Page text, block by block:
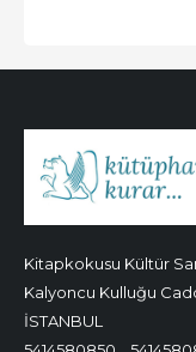
Kitapkokusu Kültür
Kalyoncu Kulluğu
İSTANBUL